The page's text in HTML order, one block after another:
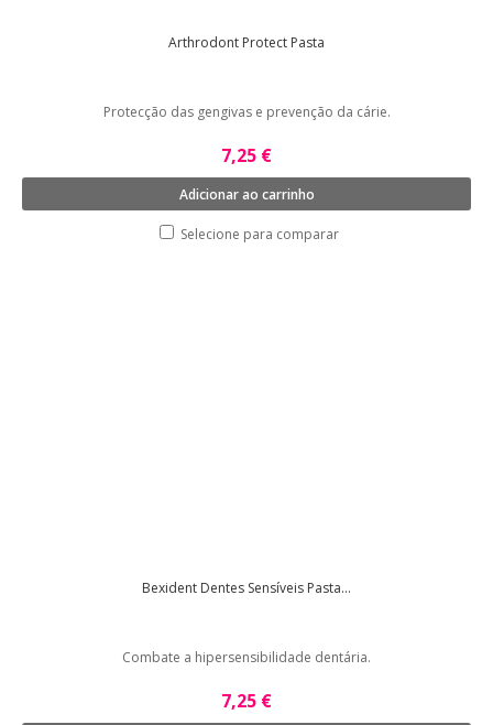
Arthrodont Protect Pasta
Protecção das gengivas e prevenção da cárie.
7,25 €
Adicionar ao carrinho
Selecione para comparar
Bexident Dentes Sensíveis Pasta...
Combate a hipersensibilidade dentária.
7,25 €